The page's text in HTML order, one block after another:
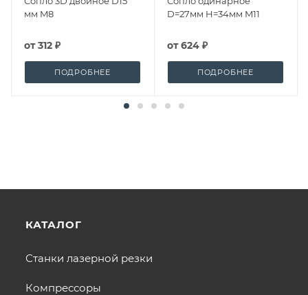
мм M8
от312 ₽
ПОДРОБНЕЕ
D=27мм H=34мм M11
от624 ₽
ПОДРОБНЕЕ
КАТАЛОГ
Станки лазерной резки
Компрессоры